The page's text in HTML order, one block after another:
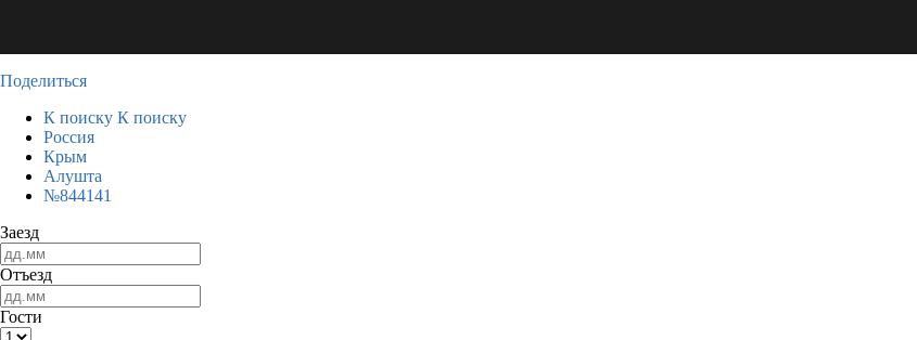
Поделиться
К поиску К поиску
Россия
Крым
Алушта
№844141
Заезд
Отъезд
Гости